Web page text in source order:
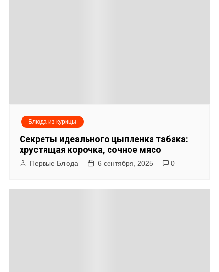
Блюда из курицы
Секреты идеального цыпленка табака:
хрустящая корочка, сочное мясо
Первые Блюда 6 сентября, 2025 0